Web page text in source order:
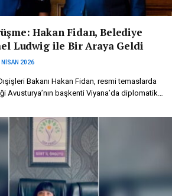
Hakan Fidan, Belediye
Ludwig ile Bir Araya Geldi
NISAN 2026
Bakanı Hakan Fidan, resmi temaslarda
Avusturya’nın başkenti Viyana’da diplomatik…